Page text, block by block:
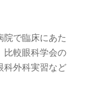
院で臨床にあた
比較眼科学会の
科外科実習など